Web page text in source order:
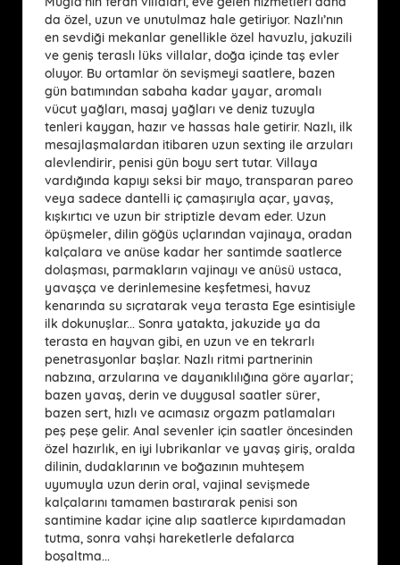
da özel, uzun ve unutulmaz hale getiriyor. Nazlı’nın
en sevdiği mekanlar genellikle özel havuzlu, jakuzili
ve geniş teraslı lüks villalar, doğa içinde taş evler
oluyor. Bu ortamlar ön sevişmeyi saatlere, bazen
gün batımından sabaha kadar yayar, aromalı
vücut yağları, masaj yağları ve deniz tuzuyla
tenleri kaygan, hazır ve hassas hale getirir. Nazlı, ilk
mesajlaşmalardan itibaren uzun sexting ile arzuları
alevlendirir, penisi gün boyu sert tutar. Villaya
vardığında kapıyı seksi bir mayo, transparan pareo
veya sadece dantelli iç çamaşırıyla açar, yavaş,
kışkırtıcı ve uzun bir striptizle devam eder. Uzun
öpüşmeler, dilin göğüs uçlarından vajinaya, oradan
kalçalara ve anüse kadar her santimde saatlerce
dolaşması, parmakların vajinayı ve anüsü ustaca,
yavaşça ve derinlemesine keşfetmesi, havuz
kenarında su sıçratarak veya terasta Ege esintisiyle
ilk dokunuşlar... Sonra yatakta, jakuzide ya da
terasta en hayvan gibi, en uzun ve en tekrarlı
penetrasyonlar başlar. Nazlı ritmi partnerinin
nabzına, arzularına ve dayanıklılığına göre ayarlar;
bazen yavaş, derin ve duygusal saatler sürer,
bazen sert, hızlı ve acımasız orgazm patlamaları
peş peşe gelir. Anal sevenler için saatler öncesinden
özel hazırlık, en iyi lubrikanlar ve yavaş giriş, oralda
dilinin, dudaklarının ve boğazının muhteşem
uyumuyla uzun derin oral, vajinal sevişmede
kalçalarını tamamen bastırarak penisi son
santimine kadar içine alıp saatlerce kıpırdamadan
tutma, sonra vahşi hareketlerle defalarca
boşaltma...